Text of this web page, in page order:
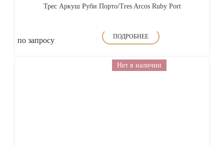
Трес Аркуш Руби Порто/Tres Arcos Ruby Port
по запросу ПОДРОБНЕЕ
Нет в наличии